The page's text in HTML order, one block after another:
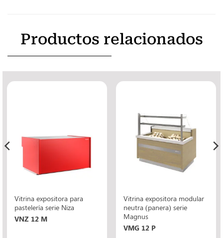
Productos relacionados
Vitrina expositora para
pastelería serie Niza
VNZ 12 M
Vitrina expositora modular
neutra (panera) serie
Magnus
VMG 12 P